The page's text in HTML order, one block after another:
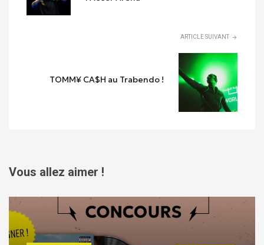
ARTICLE SUIVANT
TOMM¥ CA$H au Trabendo !
Vous allez aimer !